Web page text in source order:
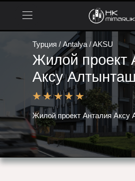
Турция / Antalya / AKSU
Жилой проект
Аксу
Жилой проект Анталия Аксу